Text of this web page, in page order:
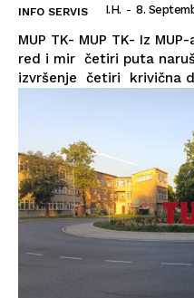
INFO SERVIS I.H. - 8.
MUP TK- MUP TK- Iz
red i mir četiri puta
izvršenje četiri krivična